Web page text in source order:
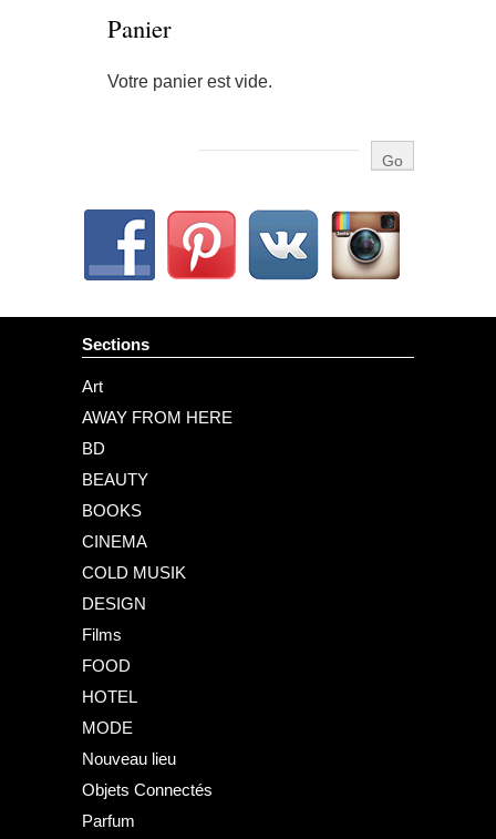
Panier
Votre panier est vide.
Sections
Art
AWAY FROM HERE
BD
BEAUTY
BOOKS
CINEMA
COLD MUSIK
DESIGN
Films
FOOD
HOTEL
MODE
Nouveau lieu
Objets Connectés
Parfum